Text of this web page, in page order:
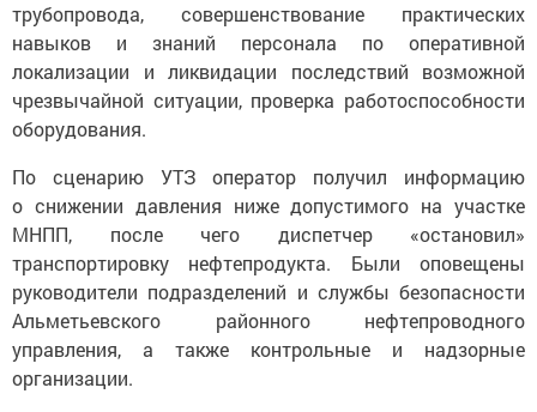
трубопровода, совершенствование практических
навыков и знаний персонала по оперативной
локализации и ликвидации последствий возможной
чрезвычайной ситуации, проверка работоспособности
оборудования.
По сценарию УТЗ оператор получил информацию
о снижении давления ниже допустимого на участке
МНПП, после чего диспетчер «остановил»
транспортировку нефтепродукта. Были оповещены
руководители подразделений и службы безопасности
Альметьевского районного нефтепроводного
управления, а также контрольные и надзорные
организации.